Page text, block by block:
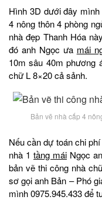
Hình 3D dưới đây
4 nông thôn 4 phòng
nhà đẹp Thanh Hóa
đó anh Ngọc ưa mái
10m sâu 40m phương
chữ L 8×20 cả sảnh.
Bản vẽ nhà cấp 4
Nếu cần dự toán chi
nhà 1 tầng mái Ngọc
bản vẽ thi công nhà
sơ gọi anh Bản – Phó
mình 0975.945.433 để